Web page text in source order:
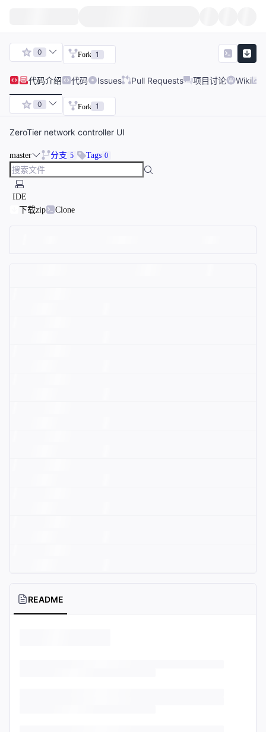
0 Fork 1
代码介绍 代码 Issues Pull Requests 项目讨论 Wiki
0 Fork 1
ZeroTier network controller UI
master 分支 5 Tags 0
IDE
下载zip
Clone
README